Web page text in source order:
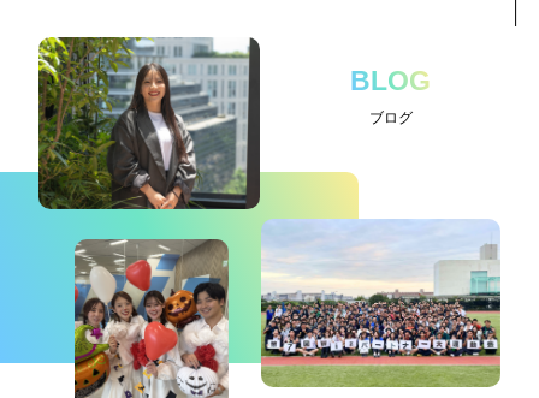
BLOG
ブログ